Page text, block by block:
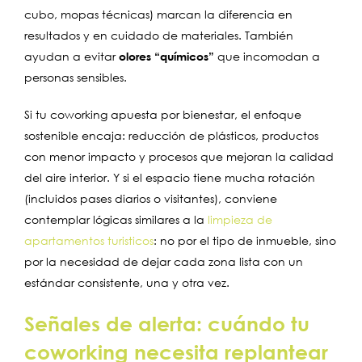
cubo, mopas técnicas) marcan la diferencia en
resultados y en cuidado de materiales. También
ayudan a evitarolores “químicos” que incomodan a
personas sensibles.
Si tu coworking apuesta por bienestar, el enfoque
sostenible encaja: reducción de plásticos, productos
con menor impacto y procesos que mejoran la calidad
del aire interior. Y si el espacio tiene mucha rotación
(incluidos pases diarios o visitantes), conviene
contemplar lógicas similares a la limpieza de
apartamentos turisticos: no por el tipo de inmueble, sino
por la necesidad de dejar cada zona lista con un
estándar consistente, una y otra vez.
Señales de alerta: cuándo tu
coworking necesita replantear